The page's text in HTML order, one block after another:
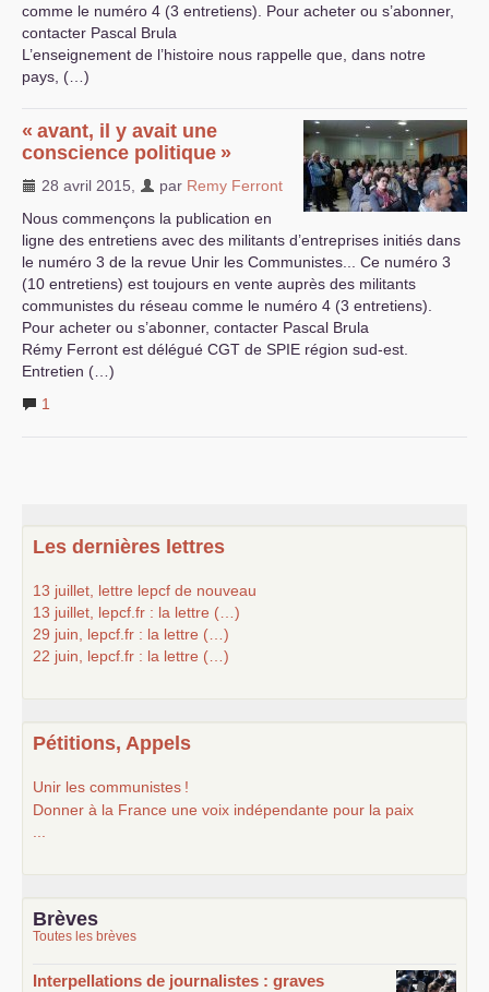
comme le numéro 4 (3 entretiens). Pour acheter ou s’abonner,
contacter Pascal Brula
L’enseignement de l’histoire nous rappelle que, dans notre
pays, (…)
« avant, il y avait une
conscience politique »
28 avril 2015 par Remy Ferront
Nous commençons la publication en
ligne des entretiens avec des militants d’entreprises initiés dans
le numéro 3 de la revue Unir les Communistes... Ce numéro 3
(10 entretiens) est toujours en vente auprès des militants
communistes du réseau comme le numéro 4 (3 entretiens).
Pour acheter ou s’abonner, contacter Pascal Brula
Rémy Ferront est délégué CGT de SPIE région sud-est.
Entretien (…)
1
Les dernières lettres
13 juillet, lettre lepcf de nouveau
13 juillet, lepcf.fr : la lettre (…)
29 juin, lepcf.fr : la lettre (…)
22 juin, lepcf.fr : la lettre (…)
Pétitions, Appels
Unir les communistes !
Donner à la France une voix indépendante pour la paix
Brèves
Toutes les brèves
Interpellations de journalistes : graves